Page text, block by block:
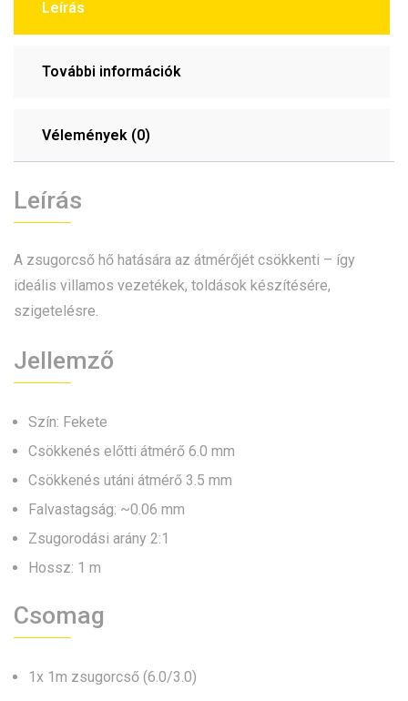
Leírás
További információk
Vélemények (0)
Leírás
A zsugorcső hő hatására az átmérőjét csökkenti – így
ideális villamos vezetékek, toldások készítésére,
szigetelésre.
Jellemző
Szín: Fekete
Csökkenés előtti átmérő 6.0 mm
Csökkenés utáni átmérő 3.5 mm
Falvastagság: ~0.06 mm
Zsugorodási arány 2:1
Hossz: 1 m
Csomag
1x 1m zsugorcső (6.0/3.0)